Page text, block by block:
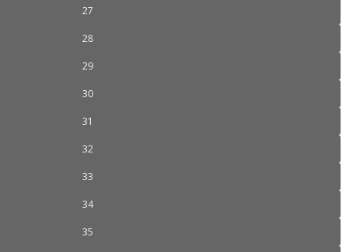
27
28
29
30
31
32
33
34
35